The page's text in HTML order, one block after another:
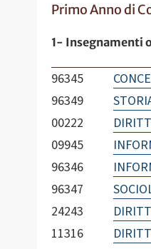
Primo Anno di
1- Insegnamenti
96345
96349
00222
09945
96346
96347
24243
11316